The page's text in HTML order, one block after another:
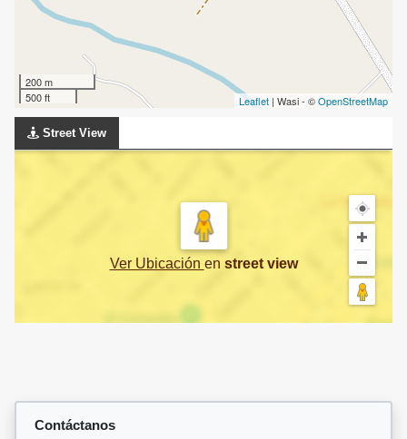
200 m
500 ft
Leaflet | Wasi - ©OpenStreetMap
Street View
Ver Ubicación en street view
Contáctanos